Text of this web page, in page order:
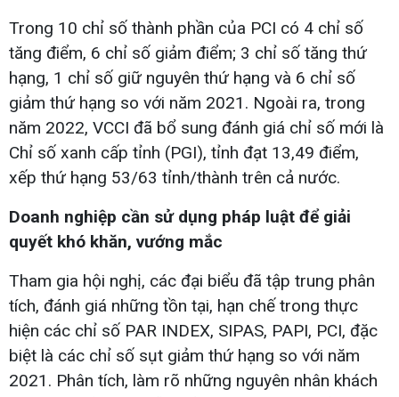
Trong 10 chỉ số thành phần của PCI có 4 chỉ số
tăng điểm, 6 chỉ số giảm điểm; 3 chỉ số tăng thứ
hạng, 1 chỉ số giữ nguyên thứ hạng và 6 chỉ số
giảm thứ hạng so với năm 2021. Ngoài ra, trong
năm 2022, VCCI đã bổ sung đánh giá chỉ số mới là
Chỉ số xanh cấp tỉnh (PGI), tỉnh đạt 13,49 điểm,
xếp thứ hạng 53/63 tỉnh/thành trên cả nước.
Doanh nghiệp cần sử dụng pháp luật để giải
quyết khó khăn, vướng mắc
Tham gia hội nghị, các đại biểu đã tập trung phân
tích, đánh giá những tồn tại, hạn chế trong thực
hiện các chỉ số PAR INDEX, SIPAS, PAPI, PCI, đặc
biệt là các chỉ số sụt giảm thứ hạng so với năm
2021. Phân tích, làm rõ những nguyên nhân khách